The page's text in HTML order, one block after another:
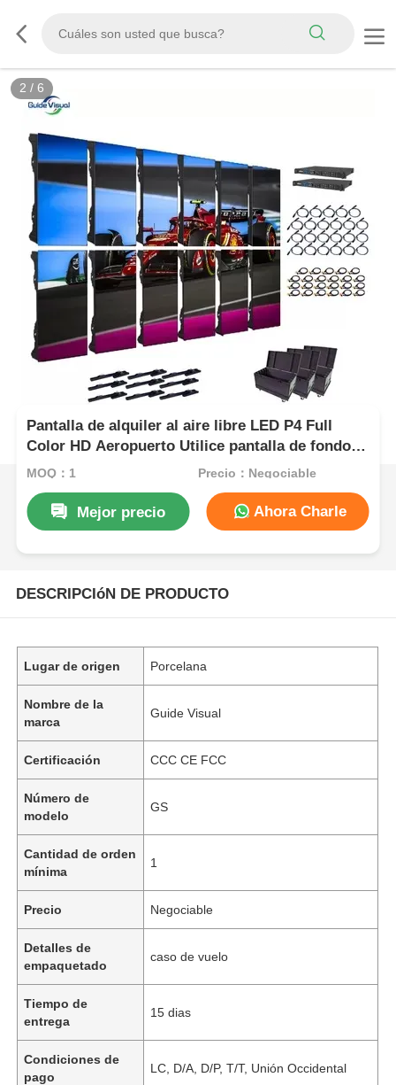
3 / 6
Pantalla de alquiler al aire libre LED P4 Full
Color HD Aeropuerto Utilice pantalla de fondo
de escenario móvil
MOQ：1 Precio：Negociable
Mejor precio Ahora Charle
DESCRIPCIóN DE PRODUCTO
Lugar de origen Porcelana
Nombre de la
marca
Guide Visual
Certificación CCC CE FCC
Número de
modelo
GS
Cantidad de orden
mínima
1
Precio Negociable
Detalles de
empaquetado
caso de vuelo
Tiempo de
entrega
15 dias
Condiciones de
pago
LC, D/A, D/P, T/T, Unión Occidental